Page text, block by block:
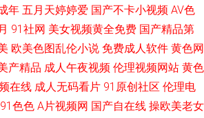
年 五月天婷婷爱 国产不卡小视频 AV色
91社网 美女视频黄全免费 国产精品第
欧美色图乱伦小说 免费成人软件 黄色网
产精品 成人午夜视频 伦理视频网站 黄色
在线 成人无码看片 91原创社区 伦理电
色色 A片视频网 国产自在线 操欧美老女